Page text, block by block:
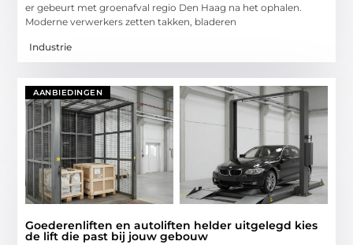
er gebeurt met groenafval regio Den Haag na het ophalen.
Moderne verwerkers zetten takken, bladeren
Industrie
AANBIEDINGEN
Goederenliften en autoliften helder uitgelegd kies
de lift die past bij jouw gebouw